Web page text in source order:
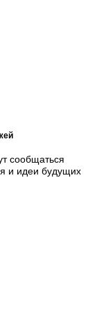
сообщаться
и идеи будущих